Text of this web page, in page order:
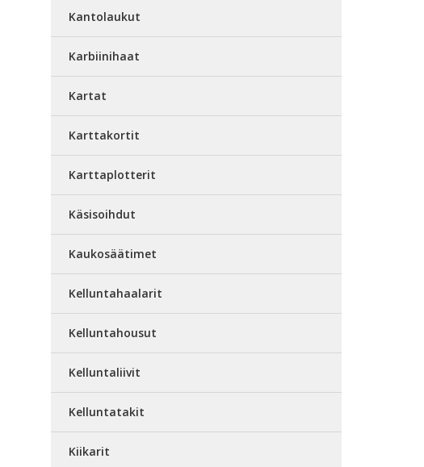
Kantolaukut
Karbiinihaat
Kartat
Karttakortit
Karttaplotterit
Käsisoihdut
Kaukosäätimet
Kelluntahaalarit
Kelluntahousut
Kelluntaliivit
Kelluntatakit
Kiikarit